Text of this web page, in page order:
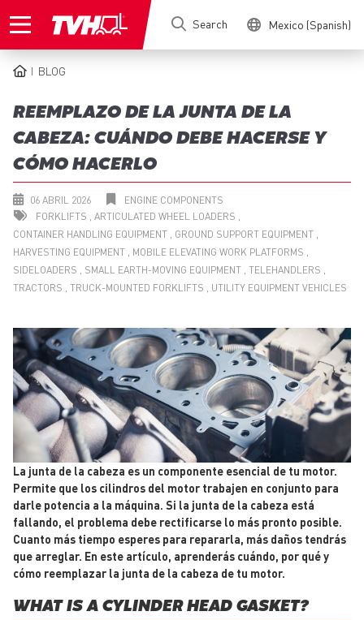
to
Search Mexico (Spanish)
BLOG
REEMPLAZO DE LA JUNTA DE LA
CABEZA: CUÁNDO DEBE HACERSE Y
CÓMO HACERLO
06 ABRIL 2026
ENGINE COMPONENTS
FORKLIFTS
ARTICULATED WHEEL LOADERS
CONTAINER HANDLING EQUIPMENT
GROUND SUPPORT EQUIPMENT
HARVESTING EQUIPMENT
MOBILE ELEVATING WORK PLATFORMS
SIDELOADERS
SMALL EARTH-MOVING EQUIPMENT TELEHANDLERS
TRACTORS
TRUCK-MOUNTED FORKLIFTS UTILITY EQUIPMENT VEHICLES
La junta de la cabeza es un componente esencial de tu motor.
Permite que los cilindros del motor trabajen en conjunto para
darle potencia a la máquina. Si la junta de la cabeza está
fallando, el problema debe rectificarse lo más pronto posible.
Cuanto más tiempo esperes para repararla, más daños tendrás
que arreglar. En este artículo, aprenderás cuándo, por qué y
cómo reemplazar la junta de la cabeza de tu motor.
WHAT IS A CYLINDER HEAD GASKET?